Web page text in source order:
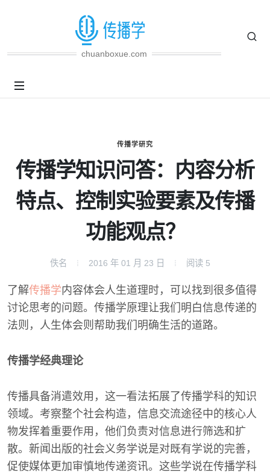
chuanboxue.com
传播学研究
传播学知识问答：内容分析
特点、控制实验要素及传播
功能观点？
佚名 2016 年 01 月 23 日 阅读 5
了解传播学内容体会人生道理时，可以找到很多值得
讨论思考的问题。传播学原理让我们明白信息传递的
法则，人生体会则帮助我们明确生活的道路。
传播学经典理论
传播具备消遣效用，这一看法拓展了传播学科的知识
领域。考察整个社会构造，信息交流途径中的核心人
物发挥着重要作用，他们负责对信息进行筛选和扩
散。新闻出版的社会义务学说是对既有学说的完善，
促使媒体更加审慎地传递资讯。这些学说在传播学科